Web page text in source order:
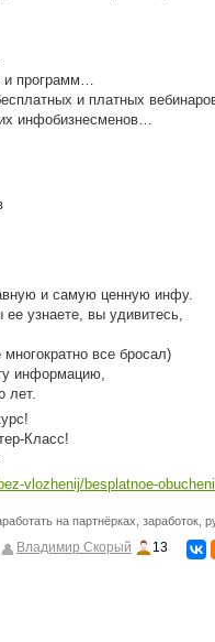
и программ…
и платных
инфобизнесменов…
и самую ценную инфу.
узнаете, вы удивитесь,
все бросал)
информацию,
лет.
Класс!
vlozhenij/besplatnoe-
на партнёрках заработок
Владимир Скорый 13